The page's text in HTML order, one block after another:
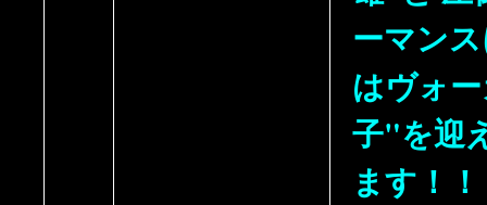
ーマン
はヴォ
子"を迎
ま